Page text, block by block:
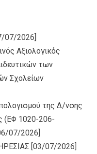
07/2026]
Αξιολογικός
των
Σχολείων
της Δ/νσης
(ΕΦ 1020-206-
07/2026]
[03/07/2026]